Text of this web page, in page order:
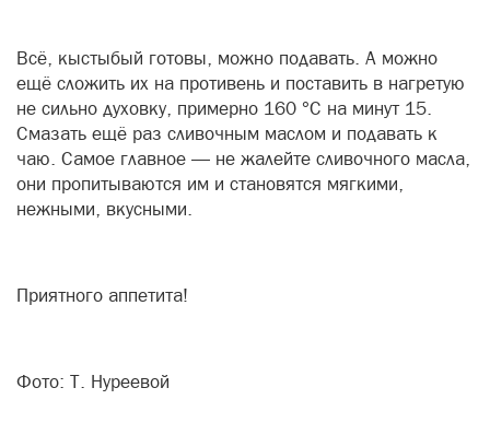
Всё, кыстыбый готовы, можно подавать. А можно
ещё сложить их на противень и поставить в нагретую
не сильно духовку, примерно 160 °C на минут 15.
Смазать ещё раз сливочным маслом и подавать к
чаю. Самое главное — не жалейте сливочного масла,
они пропитываются им и становятся мягкими,
нежными, вкусными.
Приятного аппетита!
Фото: Т. Нуреевой